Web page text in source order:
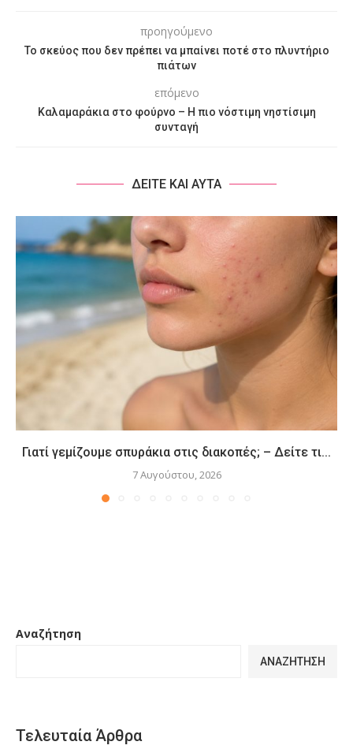
προηγούμενο
Το σκεύος που δεν πρέπει να μπαίνει ποτέ στο πλυντήριο
πιάτων
επόμενο
Καλαμαράκια στο φούρνο – Η πιο νόστιμη νηστίσιμη
συνταγή
ΔΕΙΤΕ ΚΑΙ ΑΥΤΑ
Γιατί γεμίζουμε σπυράκια στις διακοπές; – Δείτε τι...
7 Αυγούστου, 2026
Αναζήτηση
ΑΝΑΖΉΤΗΣΗ
Τελευταία Άρθρα